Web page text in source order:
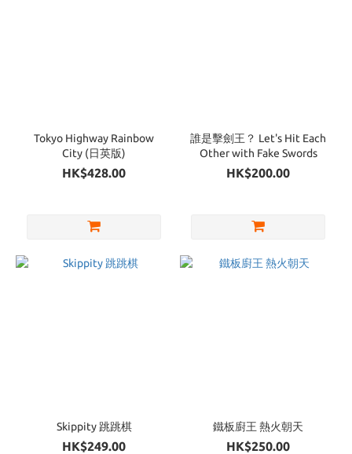
Tokyo Highway Rainbow
City (日英版)
HK$428.00
誰是擊劍王？ Let's Hit Each
Other with Fake Swords
HK$200.00
Skippity 跳跳棋
HK$249.00
鐵板廚王 熱火朝天
HK$250.00